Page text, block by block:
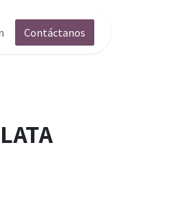
Contáctanos